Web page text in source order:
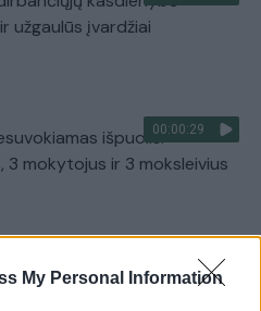
My Personal Information
užgaulūs įvardžiai
00:00:29
išpuolis:
3 mokytojus ir 3 moksleivius
00:02:08
Nyderlanduose